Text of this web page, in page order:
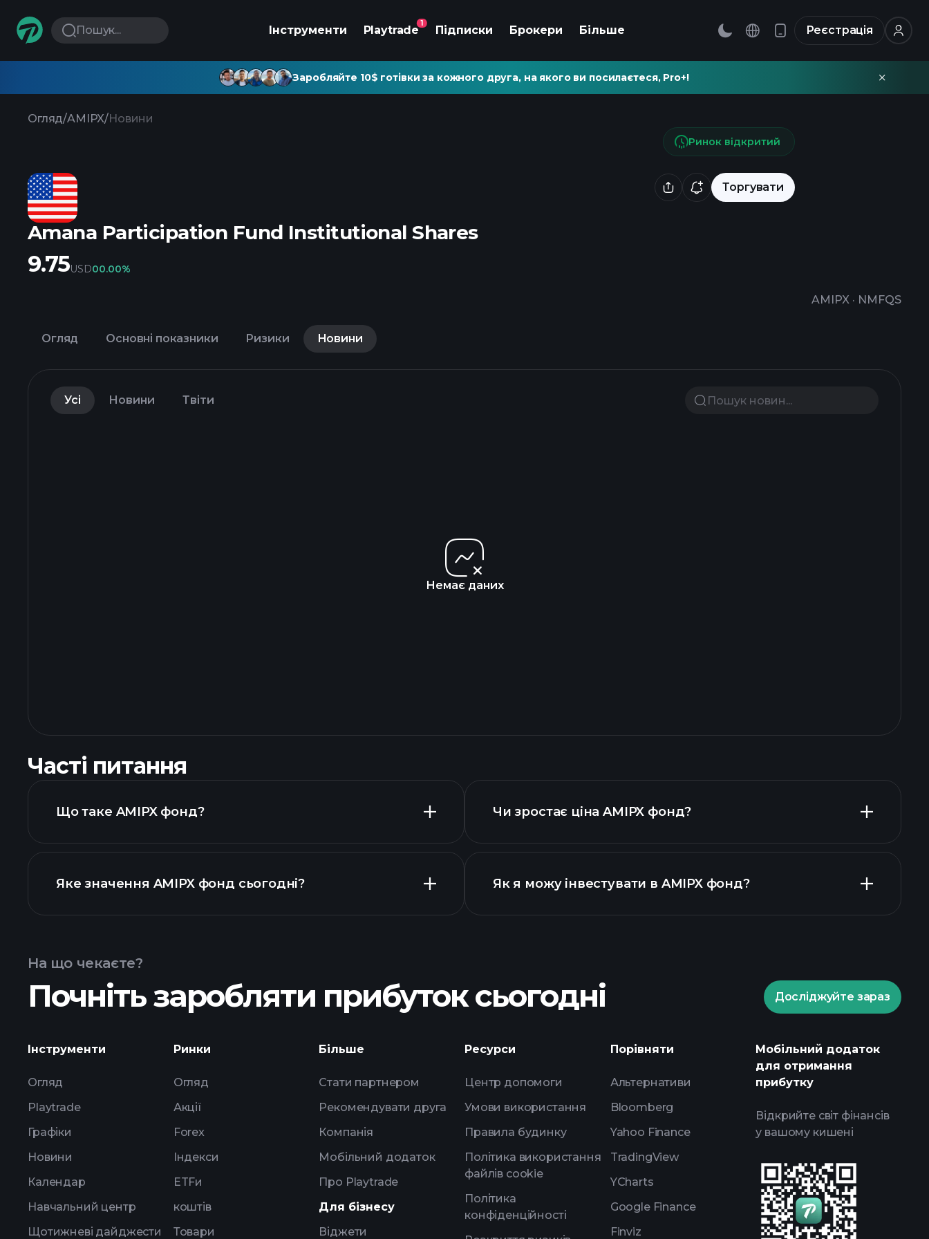
Пошук... Інструменти Playtrade
1
Підписки Брокери Більше Реєстрація
Заробляйте 10$ готівки за кожного друга, на якого ви посилаєтеся, Pro+!
Огляд/AMIPX/Новини
Торгувати
Amana Participation Fund Institutional Shares
AMIPX · NMFQS
Ринок відкритий
9.75USD00.00%
Огляд Основні показники Ризики Новини
Усі Новини Твіти
Немає даних
Часті питання
Що таке AMIPX фонд?
Яке значення AMIPX фонд сьогодні?
розширеній діаграмі
Чи зростає ціна AMIPX фонд?
AMIPX фонд
Як я можу інвестувати в AMIPX фонд?
брокера
На що чекаєте?
Почніть заробляти прибуток сьогодні Досліджуйте зараз
Інструменти
Огляд
Playtrade
Графіки
Новини
Календар
Навчальний центр
Щотижневі дайджести
Ринки
Огляд
Акції
Forex
Індекси
ETFи
коштів
Товари
Більше
Стати партнером
Рекомендувати друга
Компанія
Мобільний додаток
Про Playtrade
Для бізнесу
Віджети
Ресурси
Центр допомоги
Умови використання
Правила будинку
Політика використання
файлів cookie
Політика
конфіденційності
Порівняти
Альтернативи
Bloomberg
Yahoo Finance
TradingView
YCharts
Google Finance
Finviz
Мобільний додаток
для отримання
прибутку
Відкрийте світ фінансів
у вашому кишені